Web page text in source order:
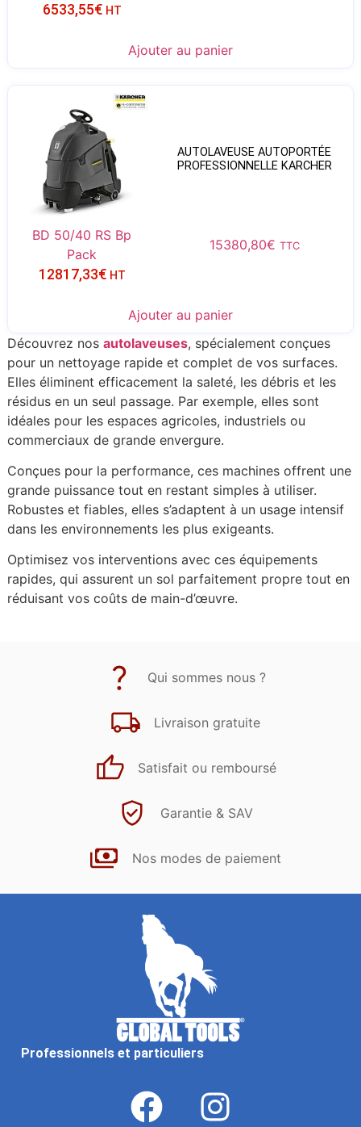
6533,55€ HT
Ajouter au panier
AUTOLAVEUSE AUTOPORTÉE
PROFESSIONNELLE KARCHER
BD 50/40 RS Bp
Pack
15380,80€ TTC
12817,33€ HT
Ajouter au panier
Découvrez nos autolaveuses, spécialement conçues
pour un nettoyage rapide et complet de vos surfaces.
Elles éliminent efficacement la saleté, les débris et les
résidus en un seul passage. Par exemple, elles sont
idéales pour les espaces agricoles, industriels ou
commerciaux de grande envergure.
Conçues pour la performance, ces machines offrent une
grande puissance tout en restant simples à utiliser.
Robustes et fiables, elles s’adaptent à un usage intensif
dans les environnements les plus exigeants.
Optimisez vos interventions avec ces équipements
rapides, qui assurent un sol parfaitement propre tout en
réduisant vos coûts de main-d’œuvre.
Qui sommes nous ?
Livraison gratuite
Satisfait ou remboursé
Garantie & SAV
Nos modes de paiement
Professionnels et particuliers